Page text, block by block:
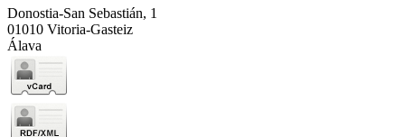
Donostia-San Sebastián, 1
01010 Vitoria-Gasteiz
Álava